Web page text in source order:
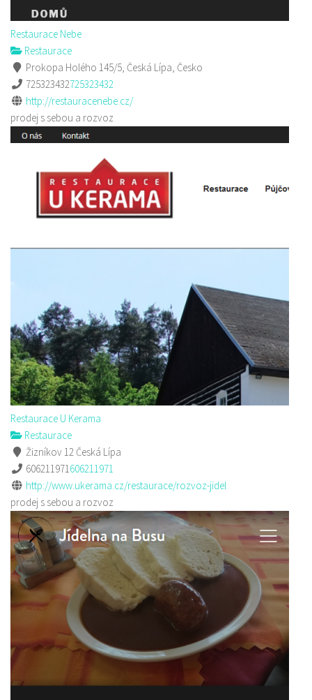
Restaurace Nebe
Restaurace
Prokopa Holého 145/5, Česká Lípa, Česko
725323432725323432
http://restauracenebe.cz/
prodej s sebou a rozvoz
Restaurace U Kerama
Restaurace
Žizníkov 12 Česká Lípa
606211971606211971
http://www.ukerama.cz/restaurace/rozvoz-jidel
prodej s sebou a rozvoz